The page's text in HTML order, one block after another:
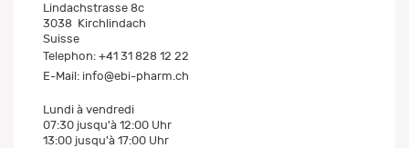
Lindachstrasse 8c
3038 Kirchlindach
Suisse
Telephon: +41 31 828 12 22
E-Mail: info@ebi-pharm.ch
Lundi à vendredi
07:30 jusqu'à 12:00 Uhr
13:00 jusqu'à 17:00 Uhr